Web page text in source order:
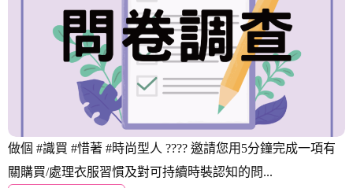
「可持續時裝：識買．惜著」網上問卷調查
做個 #識買 #惜著 #時尚型人 ???? 邀請您用5分鐘完成一項有
關購買/處理衣服習慣及對可持續時裝認知的問...